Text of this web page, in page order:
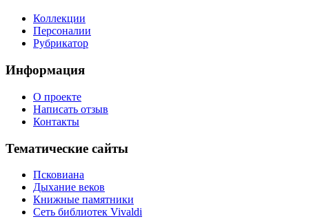
Коллекции
Персоналии
Рубрикатор
Информация
О проекте
Написать отзыв
Контакты
Тематические сайты
Псковиана
Дыхание веков
Книжные памятники
Сеть библиотек Vivaldi